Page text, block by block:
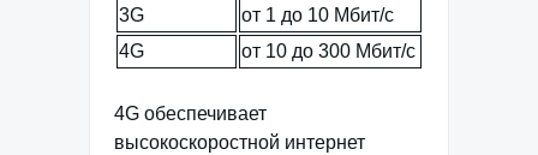
3G
от 1 до 10 Мбит/с
4G
от 10 до 300 Мбит/с
4G обеспечивает
высокоскоростной интернет